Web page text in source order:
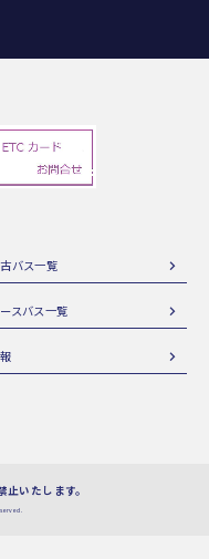
バス一覧
スバス一覧
いたします。